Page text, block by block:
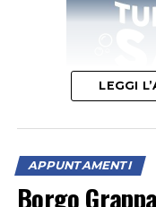
“Un’occasione per
LEGGI
APPUNTAMENTI
Borgo